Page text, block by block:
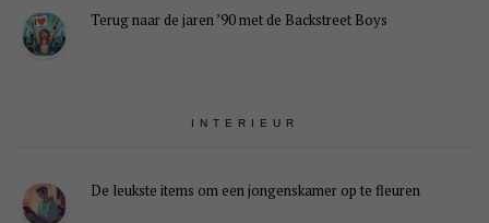
Terug naar de jaren ’90 met de Backstreet Boys
INTERIEUR
De leukste items om een jongenskamer op te fleuren